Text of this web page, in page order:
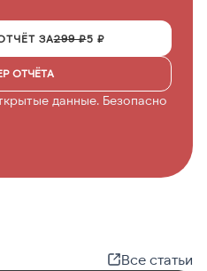
ЗА299 ₽5 ₽
ОТЧЁТА
данные. Безопасно
Все статьи